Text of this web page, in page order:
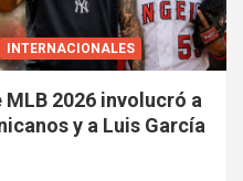
INTERNACIONALES
2026 involucró a
y a Luis García